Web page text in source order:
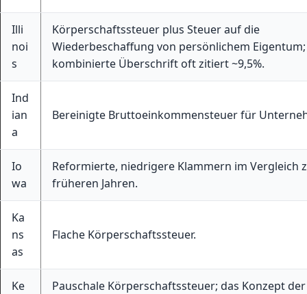
Illi
noi
s
Körperschaftssteuer plus Steuer auf die
Wiederbeschaffung von persönlichem Eigentum;
kombinierte Überschrift oft zitiert ~9,5%.
Ind
ian
a
Bereinigte Bruttoeinkommensteuer für
Io
wa
Reformierte, niedrigere Klammern im Vergleich
früheren Jahren.
Ka
ns
as
Flache Körperschaftssteuer.
Ke
Pauschale Körperschaftssteuer; das Konzept der